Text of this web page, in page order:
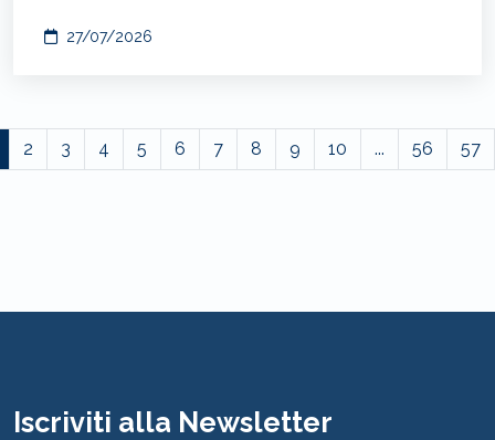
27/07/2026
2 3 4 5 6 7 8 9 10 ... 56 57
Iscriviti alla Newsletter